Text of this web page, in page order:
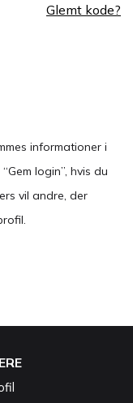
Glemt kode?
informationer i
login”, hvis du
vil andre, der